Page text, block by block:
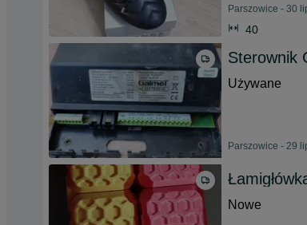
Parszowice - 30
40
Sterownik
Używane
Parszowice - 29
Nowe